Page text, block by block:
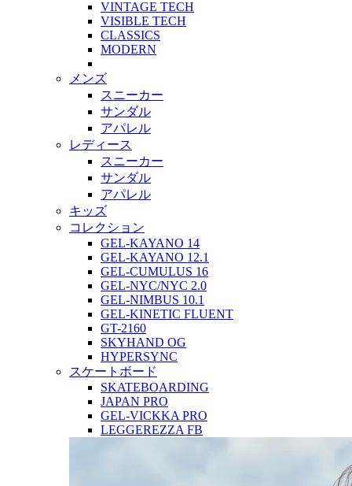
VINTAGE TECH
VISIBLE TECH
CLASSICS
MODERN
メンズ
スニーカー
サンダル
アパレル
レディース
スニーカー
サンダル
アパレル
キッズ
コレクション
GEL-KAYANO 14
GEL-KAYANO 12.1
GEL-CUMULUS 16
GEL-NYC/NYC 2.0
GEL-NIMBUS 10.1
GEL-KINETIC FLUENT
GT-2160
SKYHAND OG
HYPERSYNC
スケートボード
SKATEBOARDING
JAPAN PRO
GEL-VICKKA PRO
LEGGEREZZA FB